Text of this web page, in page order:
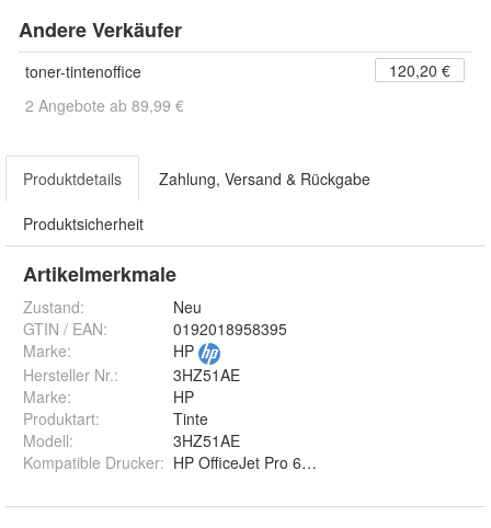
Andere Verkäufer
toner-tintenoffice
120,20 €
2 Angebote ab 89,99 €
Produktdetails Zahlung, Versand & Rückgabe
Produktsicherheit
Artikelmerkmale
Zustand:
Neu
GTIN / EAN:
0192018958395
Marke:
HP
Hersteller Nr.:
3HZ51AE
Marke:
HP
Produktart:
Tinte
Modell:
3HZ51AE
Kompatible Drucker: HP OfficeJet Pro 6970